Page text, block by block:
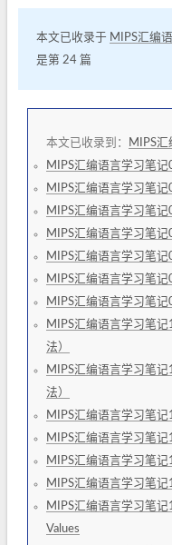
本文已收录于 MIPS汇编
是第 24 篇
本文已收录到： MIPS
MIPS汇编语言学习笔
MIPS汇编语言学习笔
MIPS汇编语言学习笔
MIPS汇编语言学习笔
MIPS汇编语言学习笔
MIPS汇编语言学习笔
MIPS汇编语言学习笔
MIPS汇编语言学习笔
法）
MIPS汇编语言学习笔
法）
MIPS汇编语言学习笔
MIPS汇编语言学习笔
MIPS汇编语言学习笔
MIPS汇编语言学习笔
MIPS汇编语言学习笔
Values